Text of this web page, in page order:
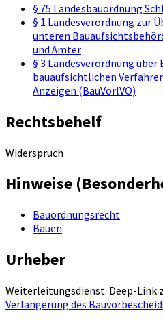
§ 75 Landesbauordnung
§ 1 Landesverordnung zur
unteren
und Ämter
§ 3 Landesverordnung über
bauaufsichtlichen
Anzeigen (BauVorlVO)
Rechtsbehelf
Widerspruch
Hinweise
Bauordnungsrecht
Bauen
Urheber
Weiterleitungsdienst: Deep-Link
Verlängerung des